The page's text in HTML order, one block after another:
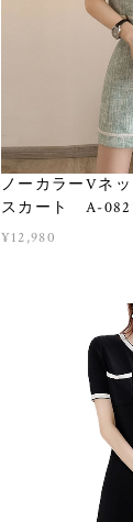
ノーカラーVネ
スカート A-
¥12,980